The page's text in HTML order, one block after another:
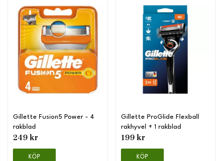
Gillette Fusion5 Power - 4
rakblad
249 kr
KÖP
Gillette ProGlide Flexball
rakhyvel + 1 rakblad
199 kr
KÖP